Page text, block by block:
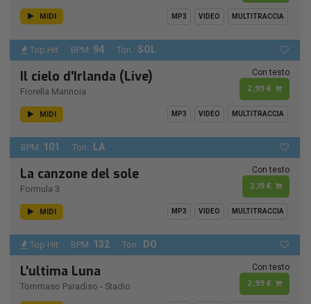
MIDI MP3 VIDEO MULTITRACCIA
Top Hit BPM: 94 Ton.: SOL
Il cielo d'Irlanda (Live)
Fiorella Mannoia
Con testo
2,99 €
MIDI MP3 VIDEO MULTITRACCIA
BPM: 101 Ton.: LA
La canzone del sole
Formula 3
Con testo
2,19 €
MIDI MP3 VIDEO MULTITRACCIA
Top Hit BPM: 132 Ton.: DO
L'ultima Luna
Tommaso Paradiso - Stadio
Con testo
2,99 €